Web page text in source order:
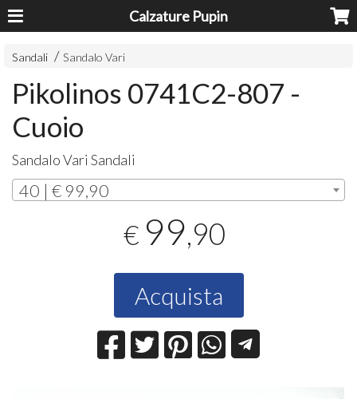
Calzature Pupin
Sandali Sandalo Vari
Pikolinos 0741C2-807 -
Cuoio
Sandalo Vari Sandali
40 | € 99,90
€ 99,90
Acquista